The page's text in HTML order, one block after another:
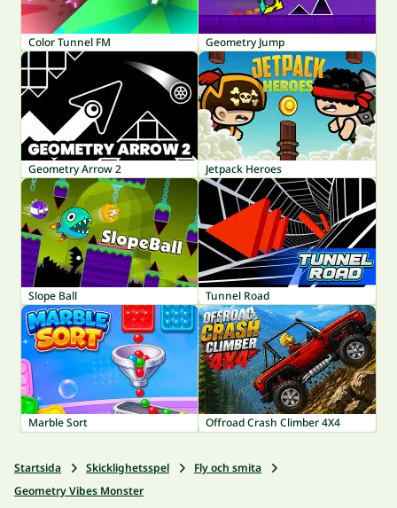
Color Tunnel FM Geometry Jump
Geometry Arrow 2 Jetpack Heroes
Slope Ball Tunnel Road
Marble Sort Offroad Crash Climber 4X4
Startsida Skicklighetsspel
Fly och smita
Geometry Vibes Monster